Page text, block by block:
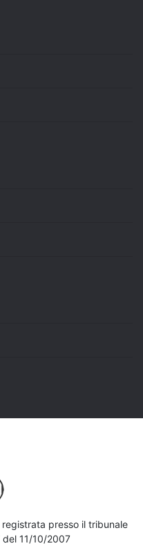
presso il tribunale
11/10/2007